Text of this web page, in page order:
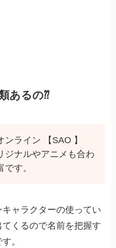
あるの⁇
ンライン 【SAO 】
ジナルやアニメも合わ
す。
ャラクターの使ってい
くるので名前を把握す
。